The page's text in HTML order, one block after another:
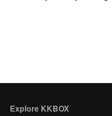
Explore KKBOX